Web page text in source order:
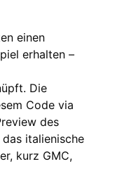
einen
erhalten –
Die
Code via
des
italienische
kurz GMC,